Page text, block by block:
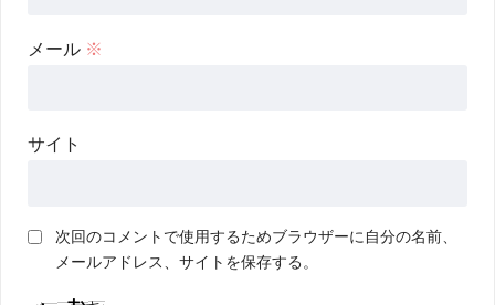
メール ※
サイト
次回のコメントで使用するためブラウザーに自分の名前、
メールアドレス、サイトを保存する。